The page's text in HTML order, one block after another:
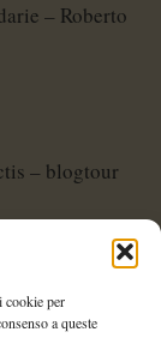
cookie per
a queste
– Roberto
– blogtour